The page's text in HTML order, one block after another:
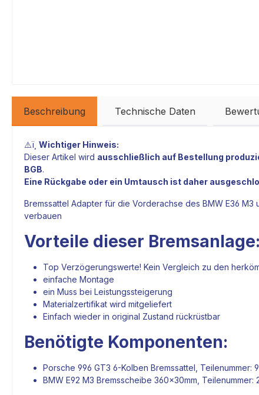
Beschreibung Technische Daten
⚠️ï¸ Wichtiger Hinweis:
Dieser Artikel wird ausschließlich auf Bestellung
BGB.
Eine Rückgabe oder ein Umtausch ist daher
Bremssattel Adapter für die Vorderachse des BMW E36 M3
verbauen
Vorteile dieser Bremsanlage:
Top Verzögerungswerte! Kein Vergleich zu den
einfache Montage
ein Muss bei Leistungssteigerung
Materialzertifikat wird mitgeliefert
Einfach wieder in original Zustand rückrüstbar
Benötigte Komponenten:
Porsche 996 GT3 6-Kolben Bremssattel , Teilenummer:
BMW E92 M3 Bremsscheibe 360x30mm, Teilenummer: